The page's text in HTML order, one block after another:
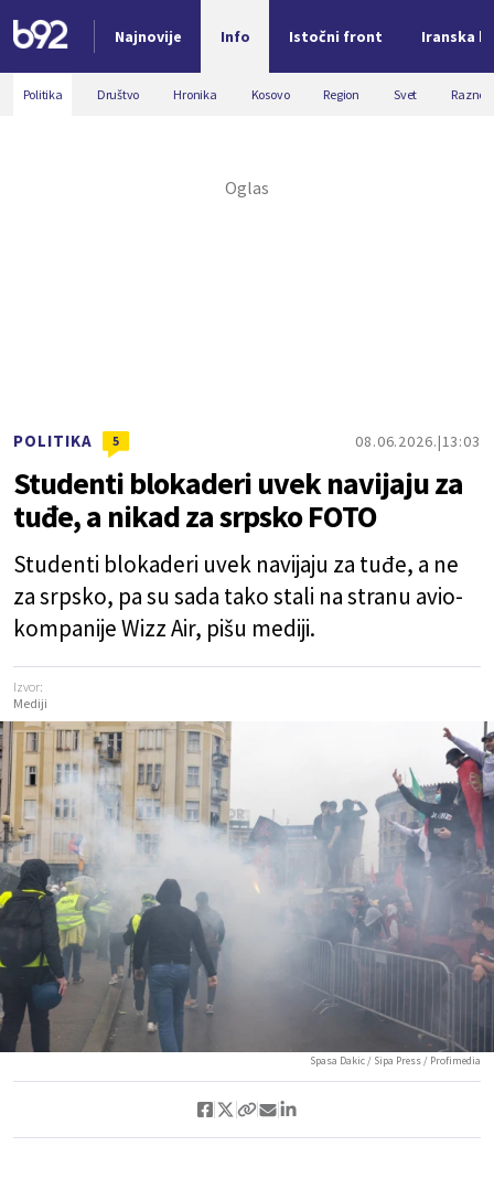
Najnovije Info Istočni front Iranska
Nova vest
Politika Društvo Hronika Kosovo Region Svet Razno
POLITIKA 5 08.06.2026. 13:03
Studenti blokaderi uvek navijaju za
tuđe, a nikad za srpsko FOTO
Studenti blokaderi uvek navijaju za tuđe, a ne
za srpsko, pa su sada tako stali na stranu avio-
kompanije Wizz Air, pišu mediji.
Izvor:
Mediji
Spasa Dakic / Sipa Press / Profimedia